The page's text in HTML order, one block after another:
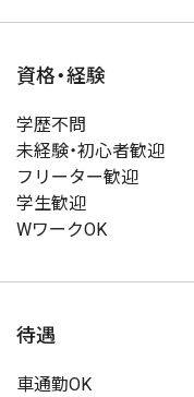
資格・経験
学歴不問
未経験・初心者歓迎
フリーター歓迎
学生歓迎
WワークOK
待遇
車通勤OK